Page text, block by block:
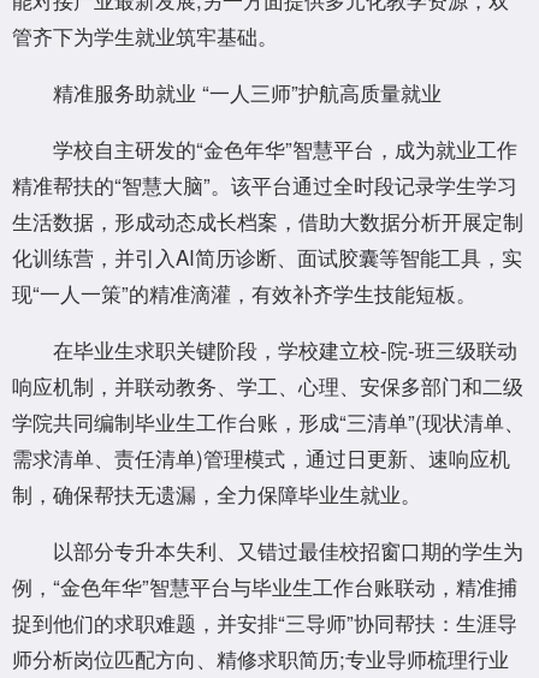
管齐下为学生就业筑牢基础。
精准服务助就业 “一人三师”护航高质量就业
学校自主研发的“金色年华”智慧平台，成为就业工作
精准帮扶的“智慧大脑”。该平台通过全时段记录学生学习
生活数据，形成动态成长档案，借助大数据分析开展定制
化训练营，并引入AI简历诊断、面试胶囊等智能工具，实
现“一人一策”的精准滴灌，有效补齐学生技能短板。
在毕业生求职关键阶段，学校建立校-院-班三级联动
响应机制，并联动教务、学工、心理、安保多部门和二级
学院共同编制毕业生工作台账，形成“三清单”(现状清单、
需求清单、责任清单)管理模式，通过日更新、速响应机
制，确保帮扶无遗漏，全力保障毕业生就业。
以部分专升本失利、又错过最佳校招窗口期的学生为
例，“金色年华”智慧平台与毕业生工作台账联动，精准捕
捉到他们的求职难题，并安排“三导师”协同帮扶：生涯导
师分析岗位匹配方向、精修求职简历;专业导师梳理行业